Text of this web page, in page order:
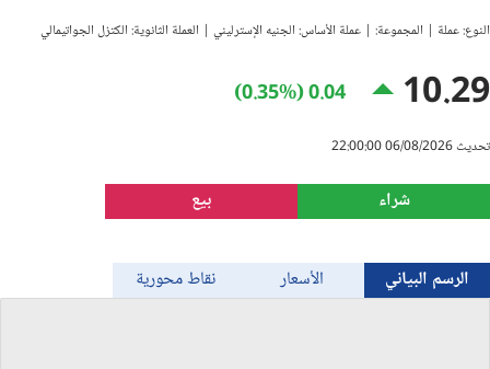
USD/CAD
USD/CHF
Bitcoin/USD
النوع: عملة | المجموعة: | عملة الأساس: الجنيه الإسترليني | العملة الثانوية: الكتزل الجواتيمالي
10.29
0.04 (0.35%)
شراء بيع
تحديث 06/08/2026 22:00:00
الرسم البياني الأسعار نقاط محورية